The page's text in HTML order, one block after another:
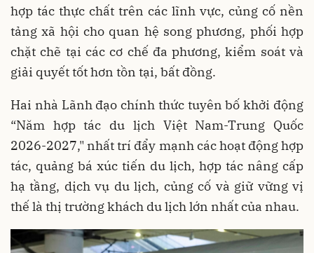
hợp tác thực chất trên các lĩnh vực, củng cố nền
tảng xã hội cho quan hệ song phương, phối hợp
chặt chẽ tại các cơ chế đa phương, kiểm soát và
giải quyết tốt hơn tồn tại, bất đồng.
Hai nhà Lãnh đạo chính thức tuyên bố khởi động
“Năm hợp tác du lịch Việt Nam-Trung Quốc
2026-2027," nhất trí đẩy mạnh các hoạt động hợp
tác, quảng bá xúc tiến du lịch, hợp tác nâng cấp
hạ tầng, dịch vụ du lịch, củng cố và giữ vững vị
thế là thị trường khách du lịch lớn nhất của nhau.